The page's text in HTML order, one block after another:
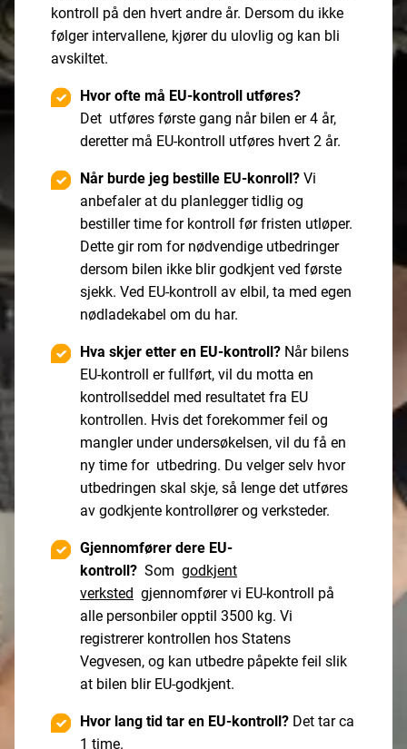
kontroll på den hvert andre år. Dersom du ikke
følger intervallene, kjører du ulovlig og kan bli
avskiltet.
Hvor ofte må EU-kontroll utføres?
Det utføres første gang når bilen er 4 år,
deretter må EU-kontroll utføres hvert 2 år.
Når burde jeg bestille EU-konroll? Vi
anbefaler at du planlegger tidlig og
bestiller time for kontroll før fristen utløper.
Dette gir rom for nødvendige utbedringer
dersom bilen ikke blir godkjent ved første
sjekk. Ved EU-kontroll av elbil, ta med egen
nødladekabel om du har.
Hva skjer etter en EU-kontroll? Når bilens
EU-kontroll er fullført, vil du motta en
kontrollseddel med resultatet fra EU
kontrollen. Hvis det forekommer feil og
mangler under undersøkelsen, vil du få en
ny time for utbedring. Du velger selv hvor
utbedringen skal skje, så lenge det utføres
av godkjente kontrollører og verksteder.
Gjennomfører dere EU-
kontroll? Som godkjent
verksted gjennomfører vi EU-kontroll på
alle personbiler opptil 3500 kg. Vi
registrerer kontrollen hos Statens
Vegvesen, og kan utbedre påpekte feil slik
at bilen blir EU-godkjent.
Hvor lang tid tar en EU-kontroll? Det tar ca
1 time.